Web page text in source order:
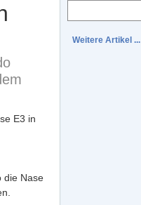
E3 in
die Nase
Weitere Artikel ...